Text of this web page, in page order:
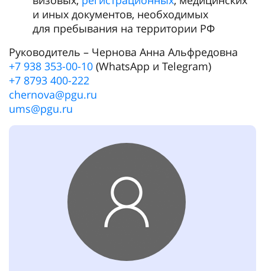
и иных документов, необходимых
для пребывания на территории РФ
Руководитель – Чернова Анна Альфредовна
+7 938 353-00-10 (WhatsApp и Telegram)
+7 8793 400-222
chernova@pgu.ru
ums@pgu.ru